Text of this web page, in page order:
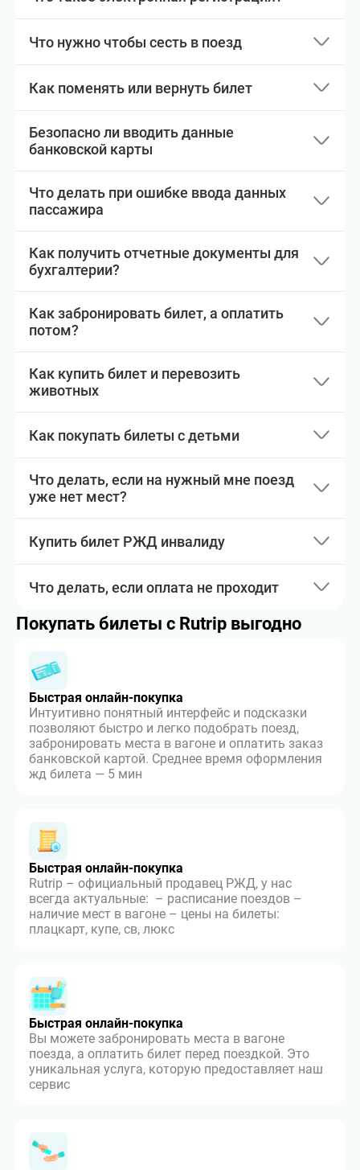
Что нужно чтобы сесть в поезд
Как поменять или вернуть билет
Безопасно ли вводить данные
банковской карты
Что делать при ошибке ввода данных
пассажира
Как получить отчетные документы для
бухгалтерии?
Как забронировать билет, а оплатить
потом?
Как купить билет и перевозить
животных
Как покупать билеты с детьми
Что делать, если на нужный мне поезд
уже нет мест?
Купить билет РЖД инвалиду
Что делать, если оплата не проходит
Покупать билеты с Rutrip выгодно
Быстрая онлайн-покупка
Интуитивно понятный интерфейс и подсказки
позволяют быстро и легко подобрать поезд,
забронировать места в вагоне и оплатить заказ
банковской картой. Среднее время оформления
жд билета — 5 мин
Быстрая онлайн-покупка
Rutrip – официальный продавец РЖД, у нас
всегда актуальные: – расписание поездов –
наличие мест в вагоне – цены на билеты:
плацкарт, купе, св, люкс
Быстрая онлайн-покупка
Вы можете забронировать места в вагоне
поезда, а оплатить билет перед поездкой. Это
уникальная услуга, которую предоставляет наш
сервис